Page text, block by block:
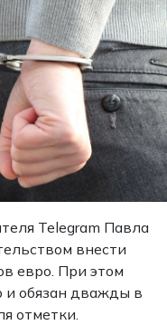
Telegram Павла
внести
евро. При этом
обязан дважды в
отметки.